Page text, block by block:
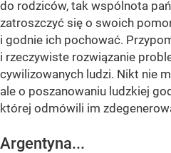
do rodziców, tak wspólnota
zatroszczyć się o swoich
i godnie ich pochować.
i rzeczywiste rozwiązanie
cywilizowanych ludzi. Nikt nie
ale o poszanowaniu ludzkiej
której odmówili im
Argentyna...